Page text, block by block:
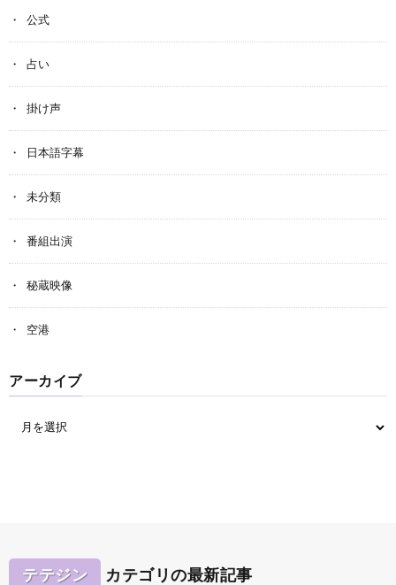
公式
占い
掛け声
日本語字幕
未分類
番組出演
秘蔵映像
空港
アーカイブ
テテジン カテゴリの最新記事